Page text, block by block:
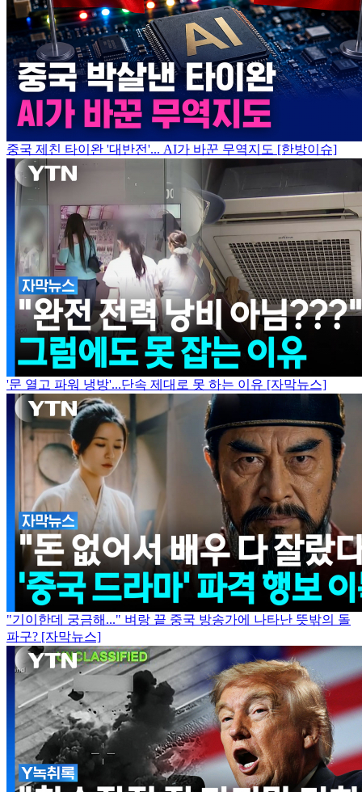
중국 제친 타이완 '대반전'... AI가 바꾼 무역지도 [한방이슈]
'문 열고 파워 냉방'...단속 제대로 못 하는 이유 [자막뉴스]
"기이한데 궁금해..." 벼랑 끝 중국 방송가에 나타난 뜻밖의 돌
파구? [자막뉴스]